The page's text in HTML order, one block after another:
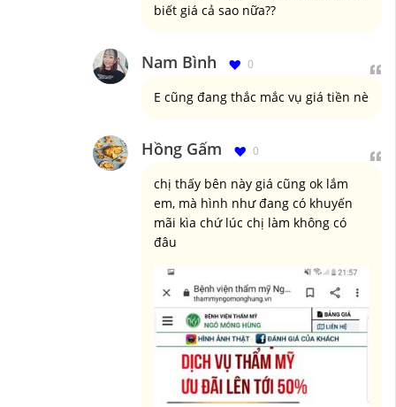
biết giá cả sao nữa??
Nam Bình 0
E cũng đang thắc mắc vụ giá tiền nè
Hồng Gấm 0
chị thấy bên này giá cũng ok lắm
em, mà hình như đang có khuyến
mãi kìa chứ lúc chị làm không có
đâu